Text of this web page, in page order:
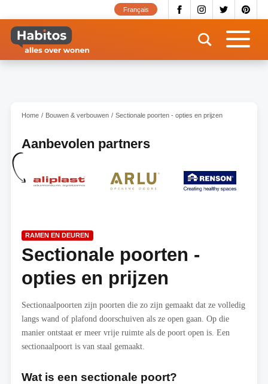
naar
inhoud
gaan
Français
Home Bouwen & verbouwen Sectionale poorten - opties en prijzen
Aanbevolen partners
RAMEN EN DEUREN
Sectionale poorten -
opties en prijzen
Sectionaalpoorten zijn poorten die zo zijn gemaakt dat ze volledig
langs wand of plafond doorschuiven als ze open gaan. Op die
manier ontstaat er meer vrije ruimte als de poort open is. Een
sectionaalpoort is van staal gemaakt.
Wat is een sectionale poort?